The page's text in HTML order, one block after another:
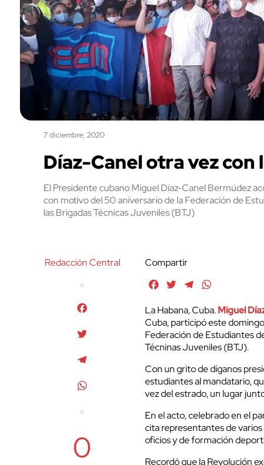
7 diciembre, 2020
Díaz-Canel otra vez con
El Presidente cubano Miguel Díaz-Canel Bermúdez
con motivo del 50 aniversario de la Federación de
las Brigadas Técnicas Juveniles (BTJ)
Redacción Central
0
Compartir
FacebookTwitterTelegram
La Habana, Cuba.Miguel
Cuba, participó este
Federación de Estudiantes
Técninas Juveniles (BTJ).
Con un grito de díganos
estudiantes al mandatario,
vez del estrado, un lugar
En el acto, celebrado en el
cita representantes de
oficios y de formación
Recordó que la Revolución